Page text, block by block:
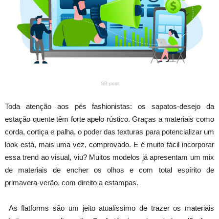
SB post
Toda atenção aos pés fashionistas: os sapatos-desejo da
estação quente têm forte apelo rústico. Graças a materiais como
corda, cortiça e palha, o poder das texturas para potencializar um
look está, mais uma vez, comprovado. E é muito fácil incorporar
essa trend ao visual, viu? Muitos modelos já apresentam um mix
de materiais de encher os olhos e com total espírito de
primavera-verão, com direito a estampas.
As flatforms são um jeito atualíssimo de trazer os materiais